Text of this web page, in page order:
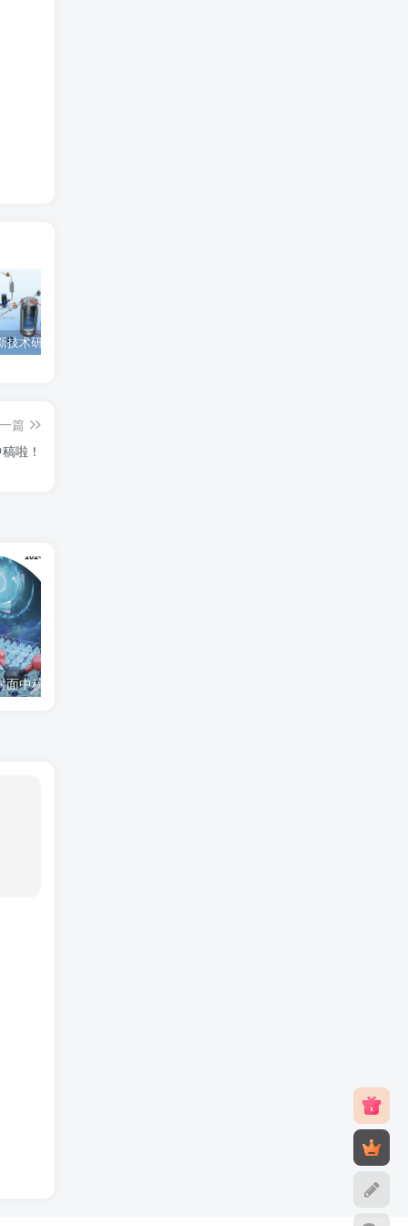
篇
啦！
中稿啦！